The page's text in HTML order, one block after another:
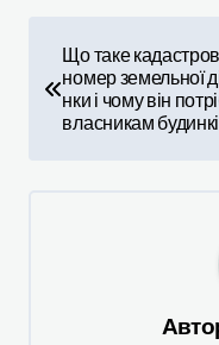
Що таке
номер земельної
нки і чому він
власникам